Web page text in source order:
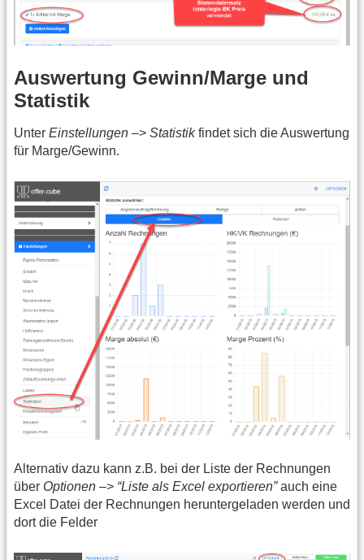
Auswertung Gewinn/Marge und
Statistik
Unter Einstellungen –> Statistikfindet sich die Auswertung
für Marge/Gewinn.
Alternativ dazu kann z.B. bei der Liste der Rechnungen
über Optionen –> “Liste als Excel exportieren”auch eine
Excel Datei der Rechnungen heruntergeladen werden und
dort die Felder